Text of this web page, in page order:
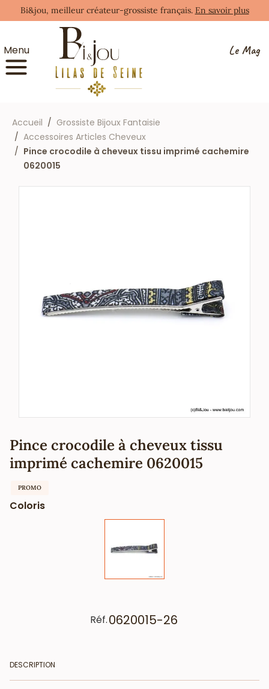
Bi&jou, meilleur créateur-grossiste français. En savoir plus
Menu Le Mag
Accueil
Grossiste Bijoux Fantaisie
Accessoires Articles Cheveux
Pince crocodile à cheveux tissu imprimé cachemire
0620015
Pince crocodile à cheveux tissu
imprimé cachemire 0620015
PROMO
Coloris
Réf.0620015-26
DESCRIPTION